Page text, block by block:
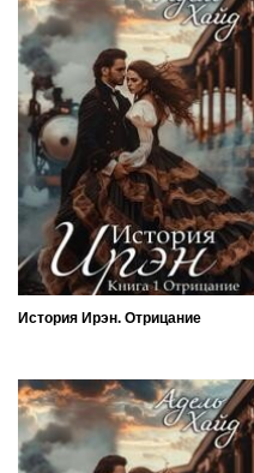
История Ирэн. Отрицание